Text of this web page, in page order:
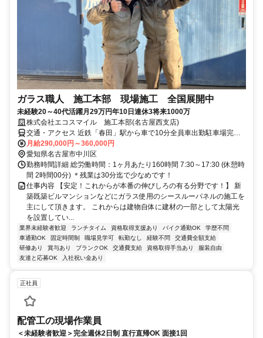
ガラス職人 施工本部 現場施工 全国展開中
未経験20～40代活躍月29万円年10日連休3将来1000万
株式会社エコスマイル 施工本部(名古屋西支店)
交通・アクセス 近鉄「春田」駅から車で10分全員車出勤駐車場完備
ガソリン代支給
月給290,000円～360,000円
愛知県名古屋市中川区
勤務時間詳細 総労働時間：1ヶ月あたり160時間 7:30～17:30 (休憩時
間 2時間00分) ＊残業は30分迄で少なめです！
仕事内容 【安定！これからが本番の伸びしろの有る分野です！】 新
築既築ビルマンションなどにガラス使用のシースルーパネルの施工を
主にして頂きます。 これからは建物自体に建材の一部として太陽光
を設置してい...
業界未経験者歓迎 ランチタイム 資格取得支援あり バイク通勤OK
学歴不問
車通勤OK
固定時間制 職場見学可 転勤なし 経験不問
交通費全額支給
研修あり
賞与あり ブランクOK 交通費支給 資格取得手当あり
服装自由
友達と応募OK
入社祝い金あり
正社員
配管工の現場作業員
＜未経験者歓迎＞完全週休2日制 直行直帰OK 面接1回